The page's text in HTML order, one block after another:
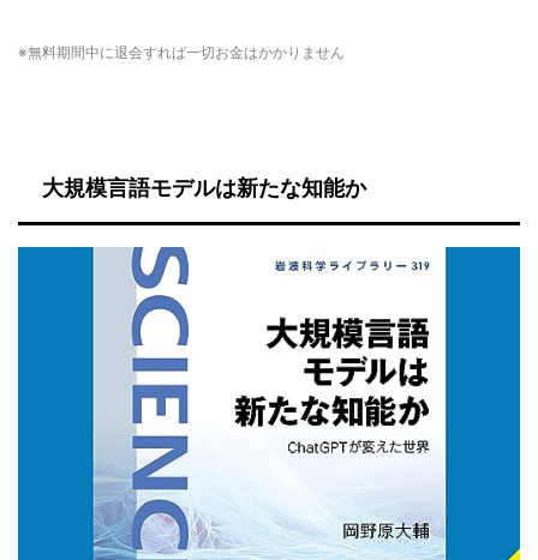
※無料期間中に退会すれば一切お金はかかりません
大規模言語モデルは新たな知能か